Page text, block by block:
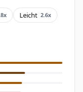
Leicht 2.6x